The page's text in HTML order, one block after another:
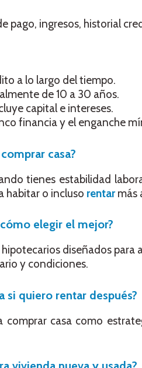
pago, ingresos, historial
a lo largo del tiempo.
de 10 a 30 años.
capital e intereses.
financia y el enganche
casa?
tienes estabilidad
habitar o incluso rentarmás
elegir el mejor?
diseñados para
y condiciones.
si quiero rentar después?
comprar casa como